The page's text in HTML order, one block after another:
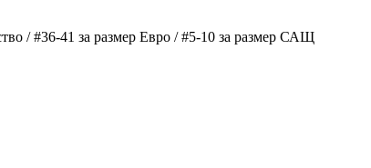
/ #36-41 за размер Евро / #5-10 за размер САЩ